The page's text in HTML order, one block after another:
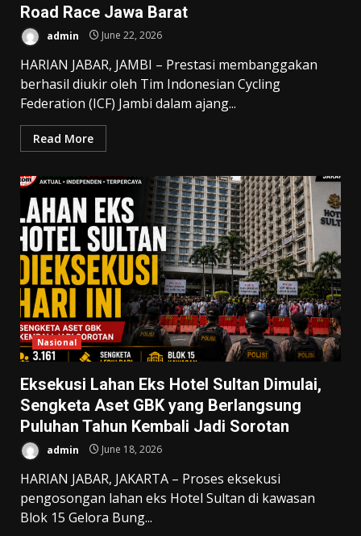
Road Race Jawa Barat
admin June 22, 2026
HARIAN JABAR, JAMBI – Prestasi membanggakan
berhasil diukir oleh Tim Indonesian Cycling
Federation (ICF) Jambi dalam ajang...
Read More
Nasional
Eksekusi Lahan Eks Hotel Sultan Dimulai,
Sengketa Aset GBK yang Berlangsung
Puluhan Tahun Kembali Jadi Sorotan
admin June 18, 2026
HARIAN JABAR, JAKARTA – Proses eksekusi
pengosongan lahan eks Hotel Sultan di kawasan
Blok 15 Gelora Bung...